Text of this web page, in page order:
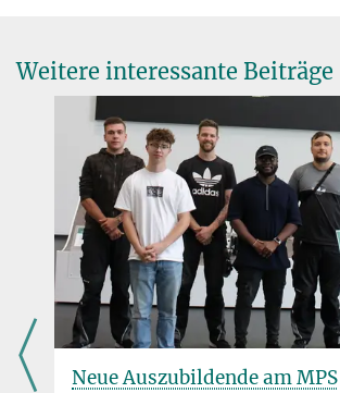
Mobil: +49 173 395 8625
Weitere interessante Beiträge
Neue Auszubildende am MPS